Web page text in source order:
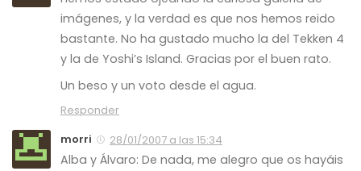
imágenes, y la verdad es que nos hemos reido
bastante. No ha gustado mucho la del Tekken 4
y la de Yoshi’s Island. Gracias por el buen rato.
Un beso y un voto desde el agua.
Responder
morri
28/01/2007 a las 15:34
Alba y Álvaro: De nada, me alegro que os hayáis